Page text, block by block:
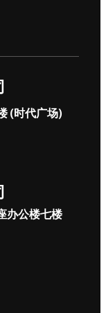
(时代广场)
办公楼七楼